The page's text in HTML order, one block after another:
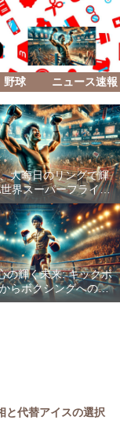
野球 ニュース速報
大晦日のリングで輝
界スーパーフライ級
Boxing Fights
18」
の輝く未来: キックボ
らボクシングへの成
功した転身
と代替アイスの選択